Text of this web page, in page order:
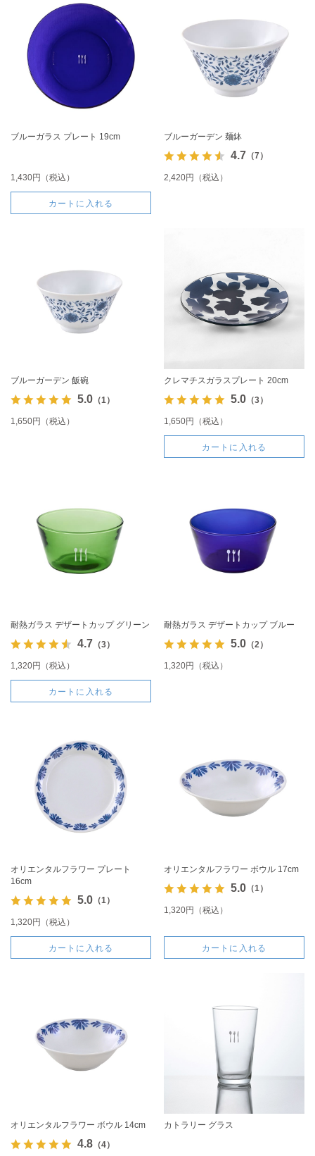
ブルーガラス プレート 19cm
1,430円（税込）
カートに入れる
ブルーガーデン 麺鉢
4.7 （7）
2,420円（税込）
ブルーガーデン 飯碗
5.0（1）
1,650円（税込）
クレマチスガラスプレート 20cm
5.0（3）
1,650円（税込）
カートに入れる
耐熱ガラス デザートカップ グリーン
4.7 （3）
1,320円（税込）
カートに入れる
耐熱ガラス デザートカップ ブルー
5.0（2）
1,320円（税込）
オリエンタルフラワー プレート
16cm
5.0（1）
1,320円（税込）
カートに入れる
オリエンタルフラワー ボウル 17cm
5.0（1）
1,320円（税込）
カートに入れる
オリエンタルフラワー ボウル 14cm
4.8（4）
カトラリー グラス